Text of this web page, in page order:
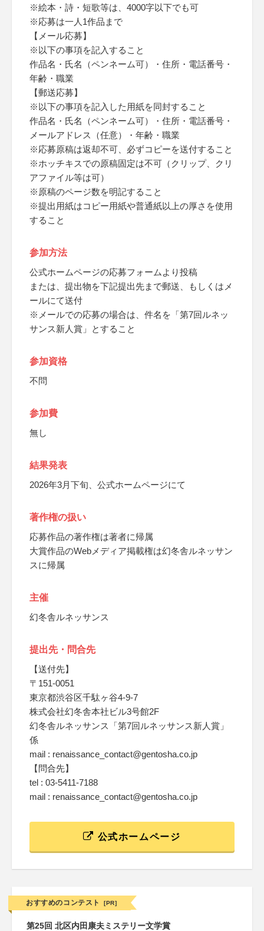
※絵本・詩・短歌等は、4000字以下でも可
※応募は一人1作品まで
【メール応募】
※以下の事項を記入すること
作品名・氏名（ペンネーム可）・住所・電話番号・
年齢・職業
【郵送応募】
※以下の事項を記入した用紙を同封すること
作品名・氏名（ペンネーム可）・住所・電話番号・
メールアドレス（任意）・年齢・職業
※応募原稿は返却不可、必ずコピーを送付すること
※ホッチキスでの原稿固定は不可（クリップ、クリ
アファイル等は可）
※原稿のページ数を明記すること
※提出用紙はコピー用紙や普通紙以上の厚さを使用
すること
参加方法
公式ホームページの応募フォームより投稿
または、提出物を下記提出先まで郵送、もしくはメ
ールにて送付
※メールでの応募の場合は、件名を「第7回ルネッ
サンス新人賞」とすること
参加資格
不問
参加費
無し
結果発表
2026年3月下旬、公式ホームページにて
著作権の扱い
応募作品の著作権は著者に帰属
大賞作品のWebメディア掲載権は幻冬舎ルネッサン
スに帰属
主催
幻冬舎ルネッサンス
提出先・問合先
【送付先】
〒151-0051
東京都渋谷区千駄ヶ谷4-9-7
株式会社幻冬舎本社ビル3号館2F
幻冬舎ルネッサンス「第7回ルネッサンス新人賞」
係
mail : renaissance_contact@gentosha.co.jp
【問合先】
tel : 03-5411-7188
mail : renaissance_contact@gentosha.co.jp
公式ホームページ
おすすめのコンテスト [PR]
第25回 北区内田康夫ミステリー文学賞